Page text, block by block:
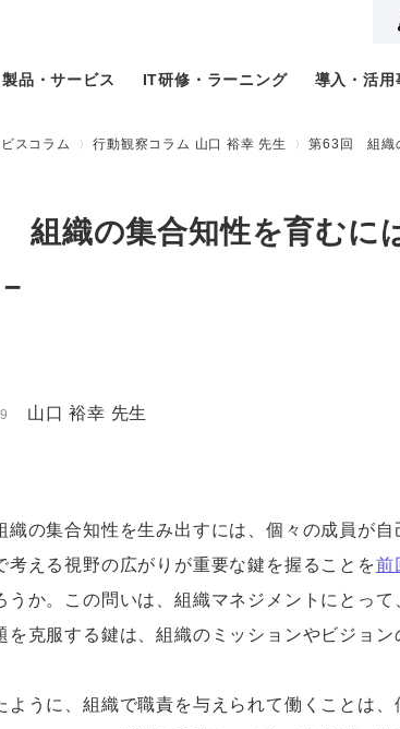
製品・サービス IT研修・ラーニング 導入・活用
スコラム 行動観察コラム 山口 裕幸 先生 第63回 組織
組織の集合知性を育むに
山口 裕幸 先生
の集合知性を生み出すには、個々の成員が
考える視野の広がりが重要な鍵を握ることを前
うか。この問いは、組織マネジメントにとっ
を克服する鍵は、組織のミッションやビジョ
ように、組織で職責を与えられて働くことは